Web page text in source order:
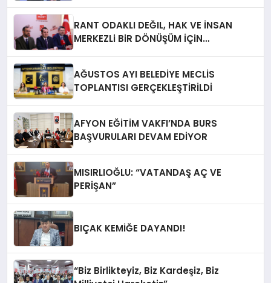
RANT ODAKLI DEĞIL, HAK VE İNSAN
MERKEZLi BiR DÖNÜŞÜM İÇiN
AĞUSTOS AYI BELEDİYE MECLİS
TOPLANTISI GERÇEKLEŞTİRİLDİ
AFYON EĞİTİM VAKFI’NDA BURS
BAŞVURULARI DEVAM EDİYOR
MISIRLIOĞLU: “VATANDAŞ AÇ VE
PERİŞAN”
BIÇAK KEMİĞE DAYANDI!
“Biz Birlikteyiz, Biz Kardeşiz, Biz